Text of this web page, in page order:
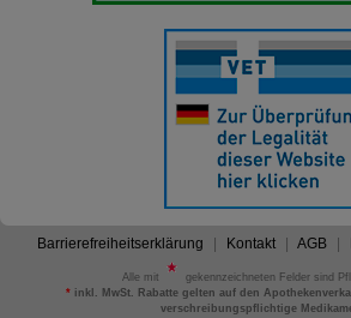
Barrierefreiheitserklärung Kontakt AGB
Alle mit
gekennzeichneten Felder sind
*inkl. MwSt. Rabatte gelten auf den
verschreibungspflichtige